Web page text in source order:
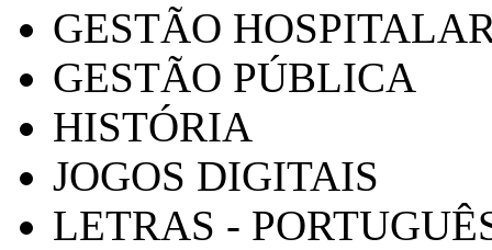
GESTÃO
GESTÃO PÚBLICA
HISTÓRIA
JOGOS DIGITAIS
LETRAS -